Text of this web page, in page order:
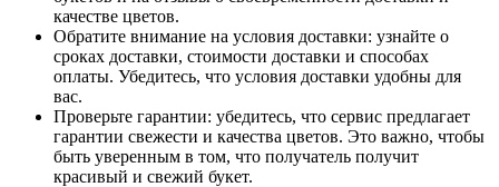
качестве цветов.
Обратите внимание на условия доставки: узнайте о
сроках доставки, стоимости доставки и способах
оплаты. Убедитесь, что условия доставки удобны для
вас.
Проверьте гарантии: убедитесь, что сервис предлагает
гарантии свежести и качества цветов. Это важно, чтобы
быть уверенным в том, что получатель получит
красивый и свежий букет.